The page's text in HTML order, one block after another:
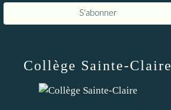
Collège Sainte-Claire